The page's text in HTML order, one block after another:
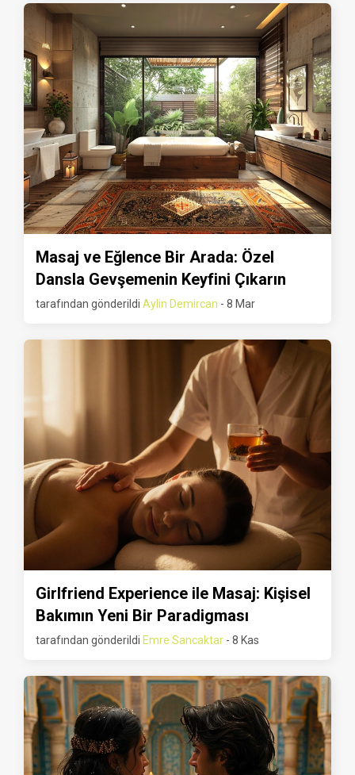
Masaj ve Eğlence Bir Arada: Özel
Dansla Gevşemenin Keyfini Çıkarın
tarafından gönderildi Aylin Demircan - 8 Mar
Girlfriend Experience ile Masaj: Kişisel
Bakımın Yeni Bir Paradigması
tarafından gönderildi Emre Sancaktar - 8 Kas